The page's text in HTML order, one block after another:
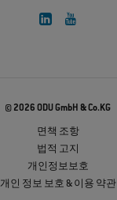
© 2026 ODU GmbH & Co.KG
면책 조항
법적 고지
개인정보보호
개인 정보 보호 & 이용 약관